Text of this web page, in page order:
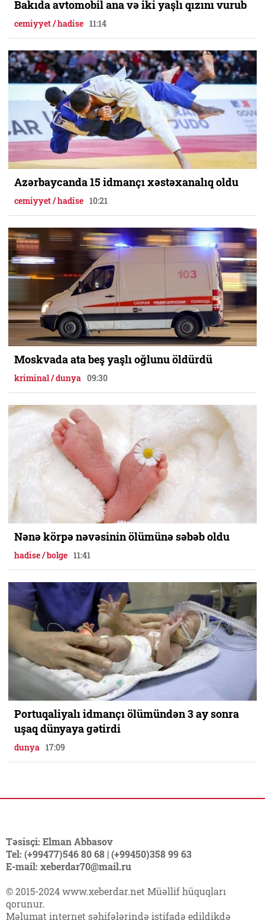
Bakıda avtomobil ana və iki yaşlı qızını vurub
cemiyyet / hadise 11:14
Azərbaycanda 15 idmançı xəstəxanalıq oldu
cemiyyet / hadise 10:21
Moskvada ata beş yaşlı oğlunu öldürdü
kriminal / dunya 09:30
Nənə körpə nəvəsinin ölümünə səbəb oldu
hadise / bolge 11:41
Portuqaliyalı idmançı ölümündən 3 ay sonra
uşaq dünyaya gətirdi
dunya 17:09
Təsisçi: Elman Abbasov
Tel: (+99477)546 80 68 | (+99450)358 99 63
E-mail: xeberdar70@mail.ru
© 2015-2024 www.xeberdar.net Müəllif hüquqları
qorunur.
Məlumat internet səhifələrində istifadə edildikdə